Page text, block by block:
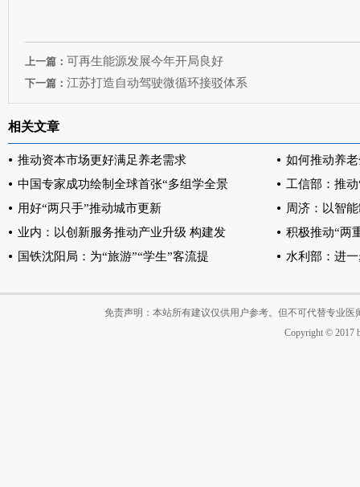
上一篇： 可再生能源发展今年开局良好
下一篇： 江苏打造自动驾驶微循环接驳体系
相关文章
推动资本市场更好满足养老需求
如何推动养
中国专家成功绘制全球首张“多组学全景
工信部：推
用好“两只手”推动城市更新
周济：以智
业内：以创新服务推动产业升级 构建发
积极推动“两
国铁沈阳局：为“旅游”“学生”客流提
水利部：进
免责声明：本站所有建议仅供用户参考。但不可代替专业
Copyright © 2017